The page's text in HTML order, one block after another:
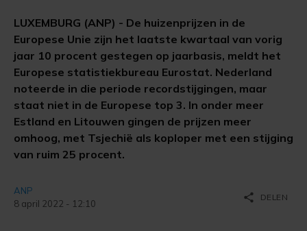
LUXEMBURG (ANP) - De huizenprijzen in de
Europese Unie zijn het laatste kwartaal van vorig
jaar 10 procent gestegen op jaarbasis, meldt het
Europese statistiekbureau Eurostat. Nederland
noteerde in die periode recordstijgingen, maar
staat niet in de Europese top 3. In onder meer
Estland en Litouwen gingen de prijzen meer
omhoog, met Tsjechië als koploper met een stijging
van ruim 25 procent.
ANP
8 april 2022 - 12:10
share DELEN